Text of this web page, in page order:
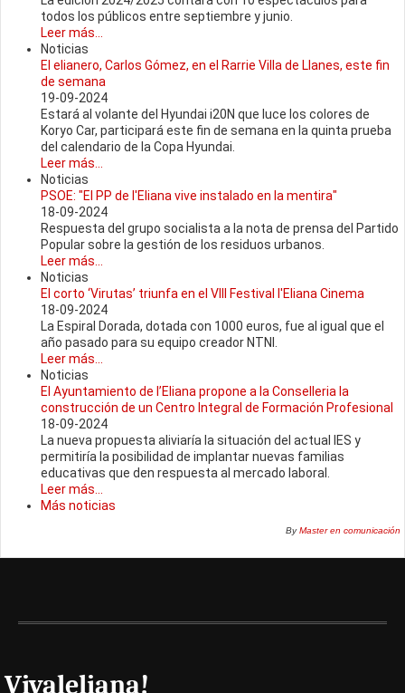
todos los públicos entre septiembre y junio.
Leer más...
Noticias
El elianero, Carlos Gómez, en el Rarrie Villa de Llanes, este fin
de semana
19-09-2024
Estará al volante del Hyundai i20N que luce los colores de
Koryo Car, participará este fin de semana en la quinta prueba
del calendario de la Copa Hyundai.
Leer más...
Noticias
PSOE: "El PP de l'Eliana vive instalado en la mentira"
18-09-2024
Respuesta del grupo socialista a la nota de prensa del Partido
Popular sobre la gestión de los residuos urbanos.
Leer más...
Noticias
El corto ‘Virutas’ triunfa en el VIII Festival l'Eliana Cinema
18-09-2024
La Espiral Dorada, dotada con 1000 euros, fue al igual que el
año pasado para su equipo creador NTNI.
Leer más...
Noticias
El Ayuntamiento de l’Eliana propone a la Conselleria la
construcción de un Centro Integral de Formación Profesional
18-09-2024
La nueva propuesta aliviaría la situación del actual IES y
permitiría la posibilidad de implantar nuevas familias
educativas que den respuesta al mercado laboral.
Leer más...
Más noticias
ByMaster en comunicación
Vivaleliana!